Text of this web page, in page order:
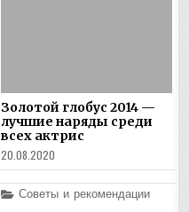
Золотой глобус 2014 —
лучшие наряды среди
всех актрис
20.08.2020
Posted
Советы и рекомендации